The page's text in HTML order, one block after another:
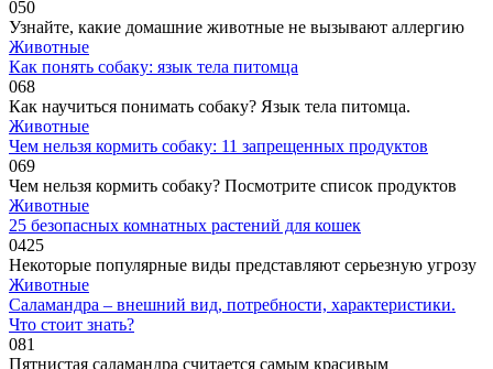
050
Узнайте, какие домашние животные не вызывают аллергию
Животные
Как понять собаку: язык тела питомца
068
Как научиться понимать собаку? Язык тела питомца.
Животные
Чем нельзя кормить собаку: 11 запрещенных продуктов
069
Чем нельзя кормить собаку? Посмотрите список продуктов
Животные
25 безопасных комнатных растений для кошек
0425
Некоторые популярные виды представляют серьезную угрозу
Животные
Саламандра – внешний вид, потребности, характеристики.
Что стоит знать?
081
Пятнистая саламандра считается самым красивым